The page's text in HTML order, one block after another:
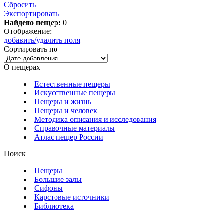
Сбросить
Экспортировать
Найдено пещер: 0
Отображение:
добавить/удалить поля
Сортировать по
О пещерах
Естественные пещеры
Искусственные пещеры
Пещеры и жизнь
Пещеры и человек
Методика описания и исследования
Справочные материалы
Атлас пещер России
Поиск
Пещеры
Большие залы
Сифоны
Карстовые источники
Библиотека